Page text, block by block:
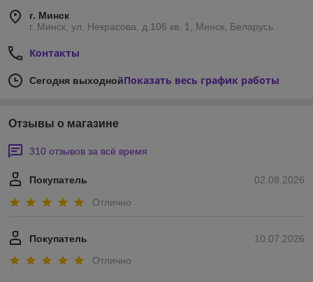
г. Минск
г. Минск, ул. Некрасова, д.106 кв. 1, Минск, Беларусь
Контакты
Сегодня выходнойПоказать весь график работы
Отзывы о магазине
310 отзывов за всё время
02.08.2026
Покупатель
Отлично
10.07.2026
Покупатель
Отлично